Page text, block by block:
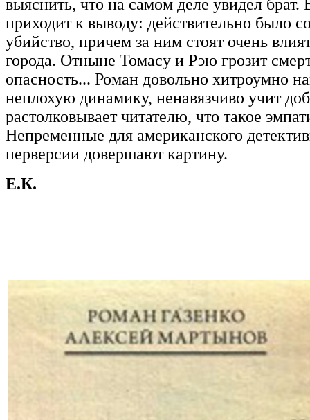
выяснить, что на самом деле увидел брат.
приходит к выводу: действительно было
убийство, причем за ним стоят очень
города. Отныне Томасу и Рэю грозит
опасность... Роман довольно хитроумно
неплохую динамику, ненавязчиво учит
растолковывает читателю, что такое
Непременные для американского
перверсии довершают картину.
Е.К.